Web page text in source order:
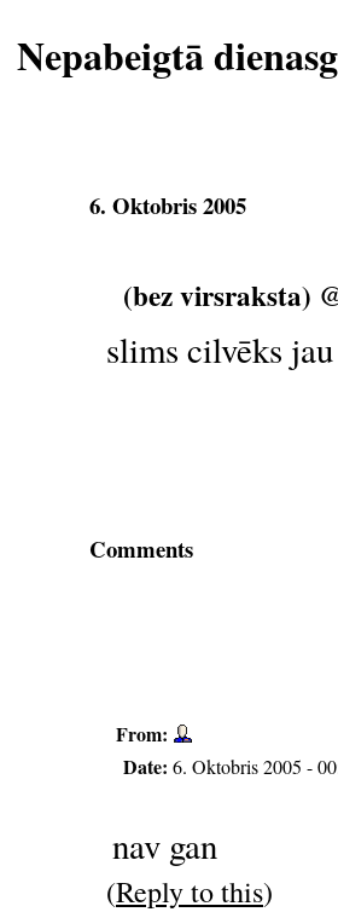
Nepabeigtā
6. Oktobris 2005
(bez virsraksta)
slims cilvēks
Comments
From:
Date: 6. Oktobris 2005 -
nav gan
(Reply to this)